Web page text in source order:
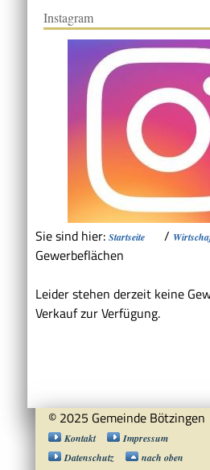
Instagram
Sie sind hier: Startseite /
Gewerbeflächen
Leider stehen derzeit keine
Verkauf zur Verfügung.
© 2025 Gemeinde Bötzingen
Kontakt
Impressum
Datenschutz
nach oben